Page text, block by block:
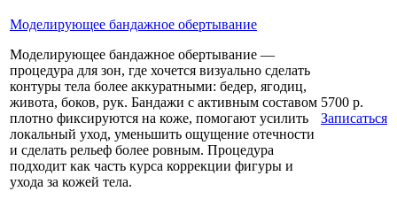
Моделирующее бандажное обертывание
Моделирующее бандажное обертывание —
процедура для зон, где хочется визуально сделать
контуры тела более аккуратными: бедер, ягодиц,
живота, боков, рук. Бандажи с активным составом
плотно фиксируются на коже, помогают усилить
локальный уход, уменьшить ощущение отечности
и сделать рельеф более ровным. Процедура
подходит как часть курса коррекции фигуры и
ухода за кожей тела.
5700 р.
Записаться